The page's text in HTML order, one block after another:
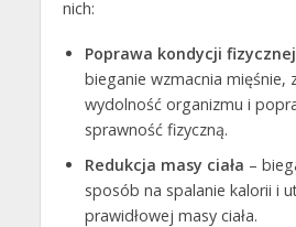
nich:
Poprawa kondycji fizycznej
bieganie wzmacnia mięśnie,
wydolność organizmu i
sprawność fizyczną.
Redukcja masy ciała –
sposób na spalanie kalorii i
prawidłowej masy ciała.